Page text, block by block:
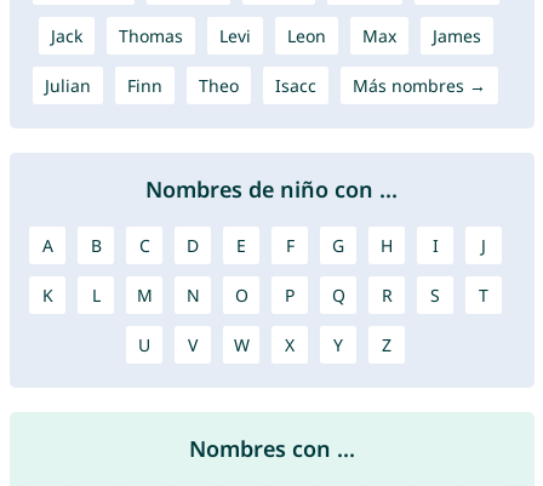
Jack Thomas Levi Leon Max James
Julian Finn Theo Isacc Más nombres →
Nombres de niño con ...
A B C D E F G H I J
K L M N O P Q R S T
U V W X Y Z
Nombres con ...